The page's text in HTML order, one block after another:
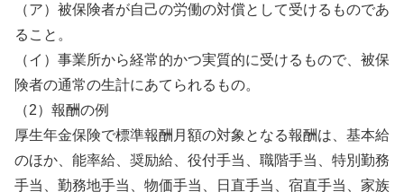
（ア）被保険者が自己の労働の対償として受けるものであ
ること。
（イ）事業所から経常的かつ実質的に受けるもので、被保
険者の通常の生計にあてられるもの。
（2）報酬の例
厚生年金保険で標準報酬月額の対象となる報酬は、基本給
のほか、能率給、奨励給、役付手当、職階手当、特別勤務
手当、勤務地手当、物価手当、日直手当、宿直手当、家族